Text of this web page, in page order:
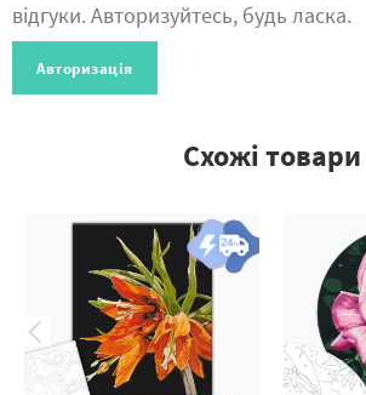
відгуки. Авторизуйтесь, будь ласка.
Авторизація
Схожі товари